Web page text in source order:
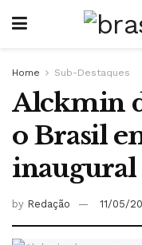
Home Sub-Destaques
Alckmin
o Brasil
inaugural
by Redação 11/05/